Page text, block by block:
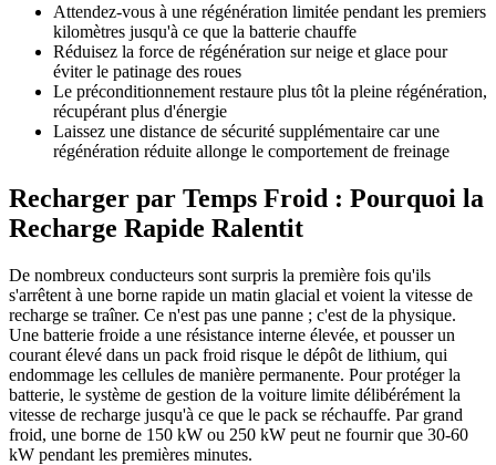
Attendez-vous à une régénération limitée pendant les premiers
kilomètres jusqu'à ce que la batterie chauffe
Réduisez la force de régénération sur neige et glace pour
éviter le patinage des roues
Le préconditionnement restaure plus tôt la pleine régénération,
récupérant plus d'énergie
Laissez une distance de sécurité supplémentaire car une
régénération réduite allonge le comportement de freinage
Recharger par Temps Froid : Pourquoi la
Recharge Rapide Ralentit
De nombreux conducteurs sont surpris la première fois qu'ils
s'arrêtent à une borne rapide un matin glacial et voient la vitesse de
recharge se traîner. Ce n'est pas une panne ; c'est de la physique.
Une batterie froide a une résistance interne élevée, et pousser un
courant élevé dans un pack froid risque le dépôt de lithium, qui
endommage les cellules de manière permanente. Pour protéger la
batterie, le système de gestion de la voiture limite délibérément la
vitesse de recharge jusqu'à ce que le pack se réchauffe. Par grand
froid, une borne de 150 kW ou 250 kW peut ne fournir que 30-60
kW pendant les premières minutes.